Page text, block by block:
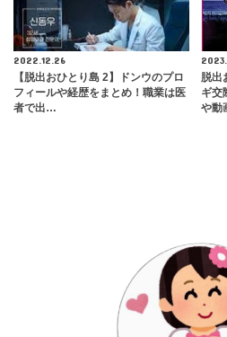
2022.12.26
【脱出おひとり島 2】ドンウのプロ
フィールや経歴をまとめ！職業は医
者で出…
脱出
ギ交
や動